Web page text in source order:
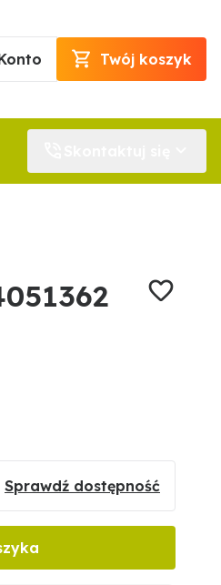
Twój koszyk
Sprawdź dostępność